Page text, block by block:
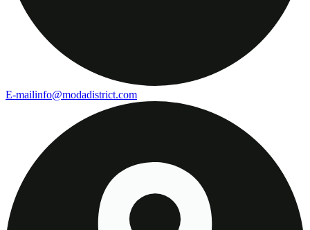
E-mailinfo@modadistrict.com